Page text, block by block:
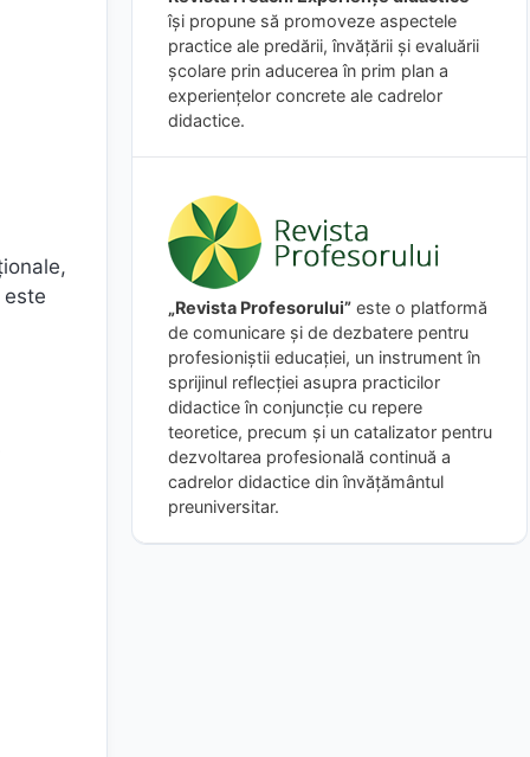
îşi propune să promoveze aspectele
practice ale predării, învăţării şi evaluării
şcolare prin aducerea în prim plan a
experienţelor concrete ale cadrelor
didactice.
„Revista Profesorului” este o platformă
de comunicare și de dezbatere pentru
profesioniștii educației, un instrument în
sprijinul reflecției asupra practicilor
didactice în conjuncție cu repere
teoretice, precum și un catalizator pentru
dezvoltarea profesională continuă a
cadrelor didactice din învățământul
preuniversitar.